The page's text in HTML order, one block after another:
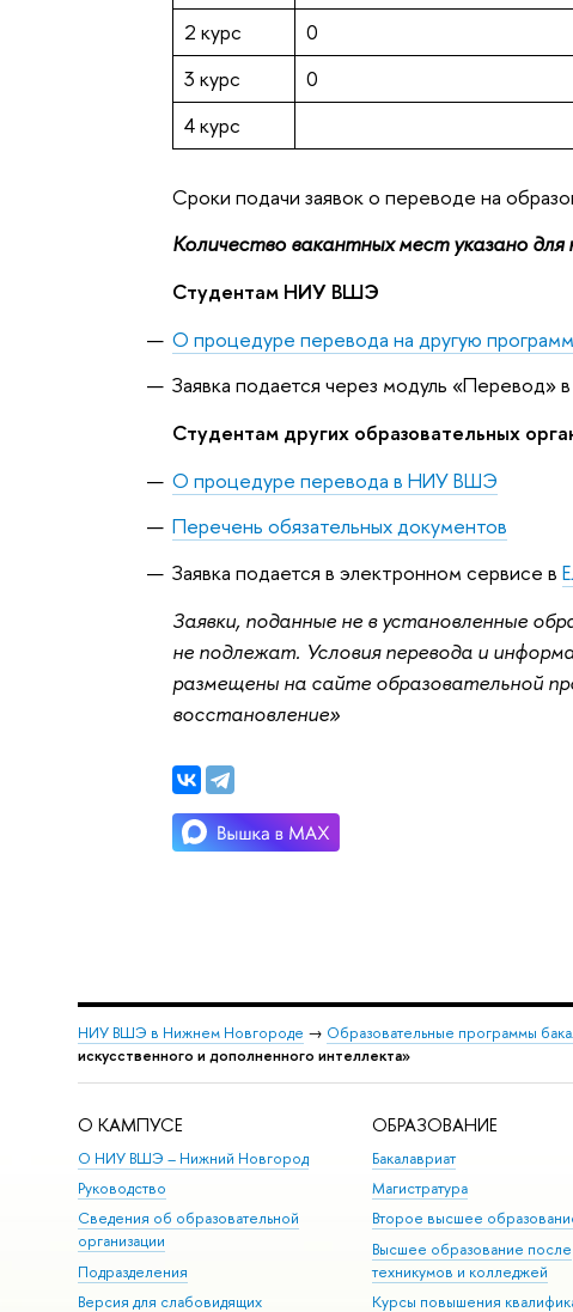
2 курс
0
3 курс
0
4 курс
Сроки подачи заявок о переводе на
Количество вакантных мест указано для
Студентам НИУ ВШЭ
О процедуре перевода на другую
Заявка подается через модуль «Перевод»
Студентам других образовательных
О процедуре перевода в НИУ ВШЭ
Перечень обязательных документов
Заявка подается в электронном сервисе в
Заявки, поданные не в установленные
не подлежат. Условия перевода и
размещены на сайте образовательной
восстановление»
НИУ ВШЭ в Нижнем Новгороде → Образовательные программы
искусственного и дополненного интеллекта»
О КАМПУСЕ
О НИУ ВШЭ – Нижний Новгород
Руководство
Сведения об образовательной
организации
Подразделения
Версия для слабовидящих
ОБРАЗОВАНИЕ
Бакалавриат
Магистратура
Второе высшее
Высшее образование после
техникумов и колледжей
Курсы повышения